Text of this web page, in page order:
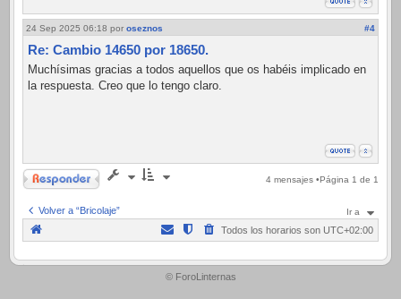
24 Sep 2025 06:18 por oseznos #4
Re: Cambio 14650 por 18650.
Muchísimas gracias a todos aquellos que os habéis implicado en
la respuesta. Creo que lo tengo claro.
Responder 4 mensajes •Página 1 de 1
Volver a “Bricolaje” Ir a
Todos los horarios son UTC+02:00
.
© ForoLinternas